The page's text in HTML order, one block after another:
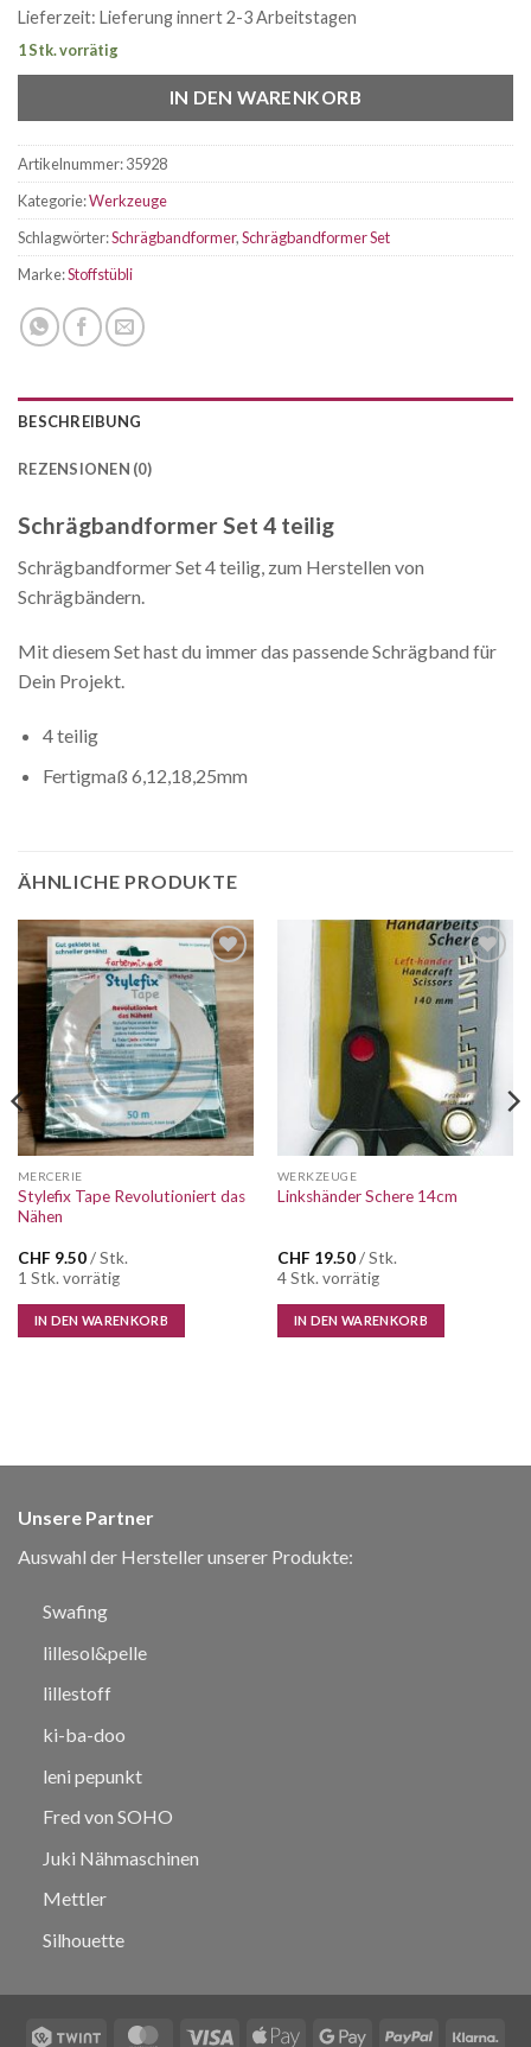
Lieferzeit: Lieferung innert 2-3 Arbeitstagen
1 Stk. vorrätig
IN DEN WARENKORB
Artikelnummer:35928
Kategorie:Werkzeuge
Schlagwörter:Schrägbandformer,Schrägbandformer Set
Marke:Stoffstübli
BESCHREIBUNG
REZENSIONEN (0)
Schrägbandformer Set 4 teilig
Schrägbandformer Set 4 teilig, zum Herstellen von
Schrägbändern.
Mit diesem Set hast du immer das passende Schrägband für
Dein Projekt.
4 teilig
Fertigmaß 6,12,18,25mm
ÄHNLICHE PRODUKTE
Auf die
Wunschliste
MERCERIE
Stylefix Tape Revolutioniert das
Nähen
CHF 9.50/ Stk.
1 Stk. vorrätig
IN DEN WARENKORB
Auf die
Wunschliste
WERKZEUGE
Linkshänder Schere 14cm
CHF 19.50/ Stk.
4 Stk. vorrätig
IN DEN WARENKORB
Unsere Partner
Auswahl der Hersteller unserer Produkte:
Swafing
lillesol&pelle
lillestoff
ki-ba-doo
leni pepunkt
Fred von SOHO
Juki Nähmaschinen
Mettler
Silhouette
Twint MasterCard
Visa Apple Google PayPal